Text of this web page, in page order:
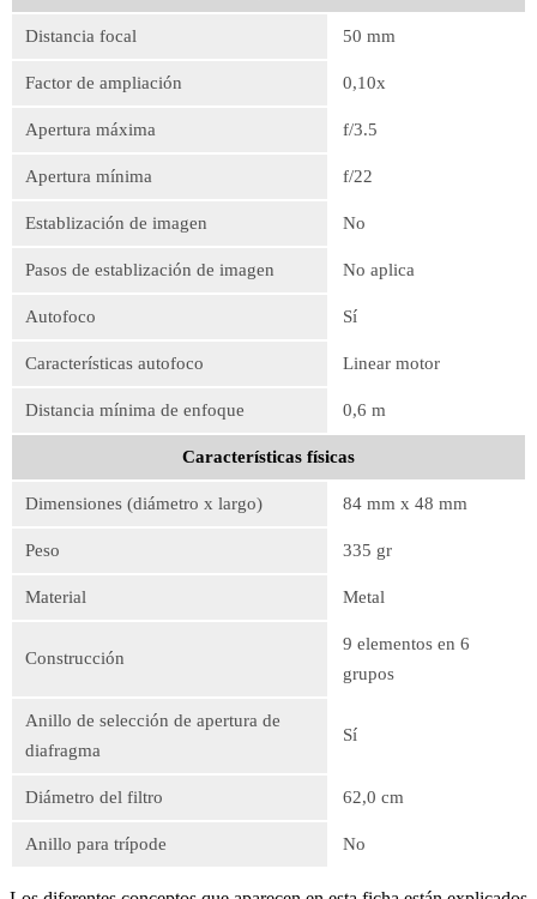
Distancia focal 50 mm
Factor de ampliación 0,10x
Apertura máxima f/3.5
Apertura mínima f/22
Establización de imagen No
Pasos de establización de imagen No aplica
Autofoco Sí
Características autofoco Linear motor
Distancia mínima de enfoque 0,6 m
Características físicas
Dimensiones (diámetro x largo) 84 mm x 48 mm
Peso 335 gr
Material Metal
Construcción
9 elementos en 6
grupos
Anillo de selección de apertura de
diafragma
Sí
Diámetro del filtro 62,0 cm
Anillo para trípode No